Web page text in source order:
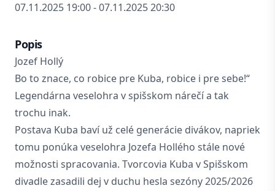
07.11.2025 19:00 - 07.11.2025 20:30
Popis
Jozef Hollý
Bo to znace, co robice pre Kuba, robice i pre sebe!“
Legendárna veselohra v spišskom nárečí a tak
trochu inak.
Postava Kuba baví už celé generácie divákov, napriek
tomu ponúka veselohra Jozefa Hollého stále nové
možnosti spracovania. Tvorcovia Kuba v Spišskom
divadle zasadili dej v duchu hesla sezóny 2025/2026